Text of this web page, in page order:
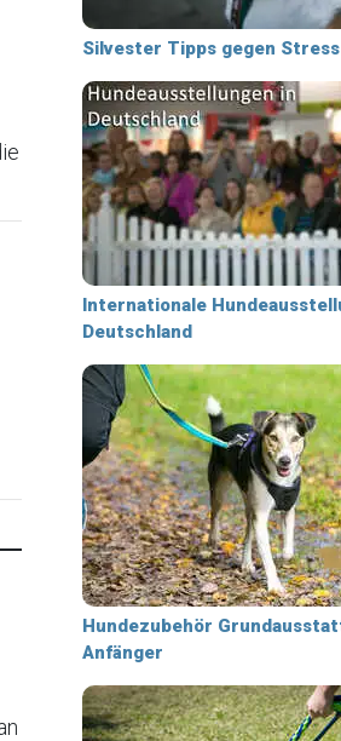
Silvester Tipps gegen Stress
Internationale
Deutschland
Hundezubehör
Anfänger